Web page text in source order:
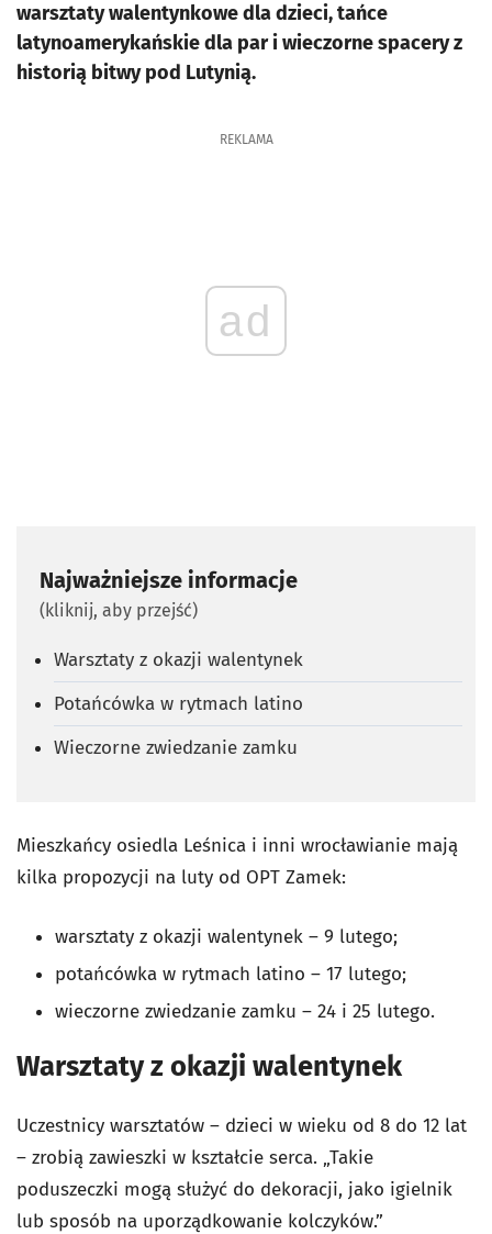
warsztaty walentynkowe dla dzieci, tańce
latynoamerykańskie dla par i wieczorne spacery z
historią bitwy pod Lutynią.
REKLAMA
ad
Najważniejsze informacje
(kliknij, aby przejść)
Warsztaty z okazji walentynek
Potańcówka w rytmach latino
Wieczorne zwiedzanie zamku
Mieszkańcy osiedla Leśnica i inni wrocławianie mają
kilka propozycji na luty od OPT Zamek:
warsztaty z okazji walentynek – 9 lutego;
potańcówka w rytmach latino – 17 lutego;
wieczorne zwiedzanie zamku – 24 i 25 lutego.
Warsztaty z okazji walentynek
Uczestnicy warsztatów – dzieci w wieku od 8 do 12 lat
– zrobią zawieszki w kształcie serca. „Takie
poduszeczki mogą służyć do dekoracji, jako igielnik
lub sposób na uporządkowanie kolczyków.”